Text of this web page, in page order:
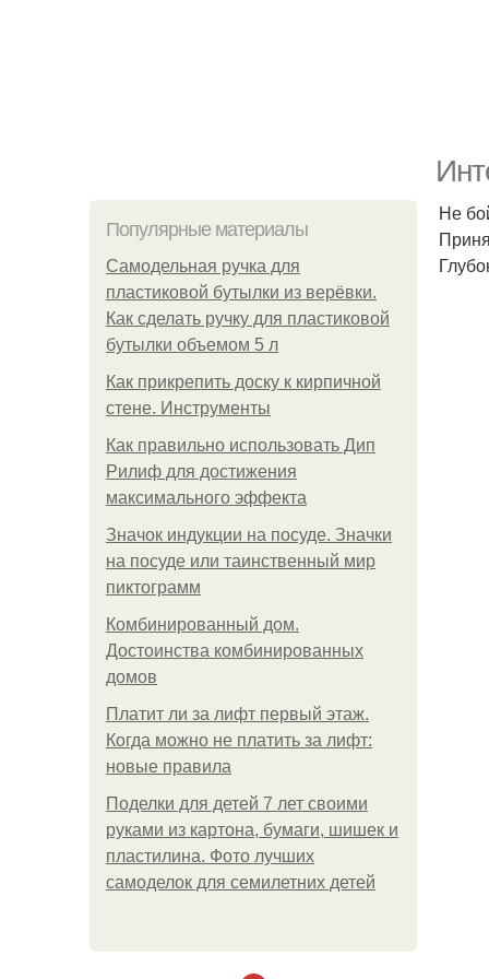
Популярные материалы
Самодельная ручка для
пластиковой бутылки из верёвки.
Как сделать ручку для пластиковой
бутылки объемом 5 л
Как прикрепить доску к кирпичной
стене. Инструменты
Как правильно использовать Дип
Рилиф для достижения
максимального эффекта
Значок индукции на посуде. Значки
на посуде или таинственный мир
пиктограмм
Комбинированный дом.
Достоинства комбинированных
домов
Платит ли за лифт первый этаж.
Когда можно не платить за лифт:
новые правила
Поделки для детей 7 лет своими
руками из картона, бумаги, шишек и
пластилина. Фото лучших
самоделок для семилетних детей
Не